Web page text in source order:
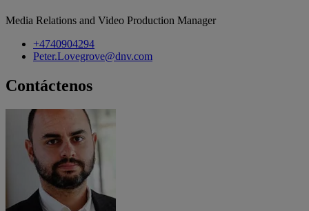
Media Relations and Video Production Manager
+4740904294
Peter.Lovegrove@dnv.com
Contáctenos